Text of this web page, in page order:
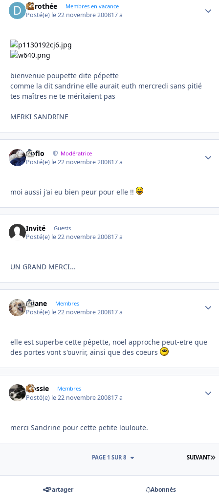
dorothée Membres en vacance
Posté(e) le 22 novembre 200817 a
bienvenue poupette dite pépette
comme la dit sandrine elle aurait euth mercredi sans pitié
tes maîtres ne te méritaient pas
MERKI SANDRINE
floflo Modératrice
Posté(e) le 22 novembre 200817 a
moi aussi j'ai eu bien peur pour elle !!
Invité Guests
Posté(e) le 22 novembre 200817 a
UN GRAND MERCI...
réjane Membres
Posté(e) le 22 novembre 200817 a
elle est superbe cette pépette, noel approche peut-etre que
des portes vont s'ouvrir, ainsi que des coeurs
Flossie Membres
Posté(e) le 22 novembre 200817 a
merci Sandrine pour cette petite louloute.
SUIVANT
PAGE 1 SUR 8
Partager Abonnés